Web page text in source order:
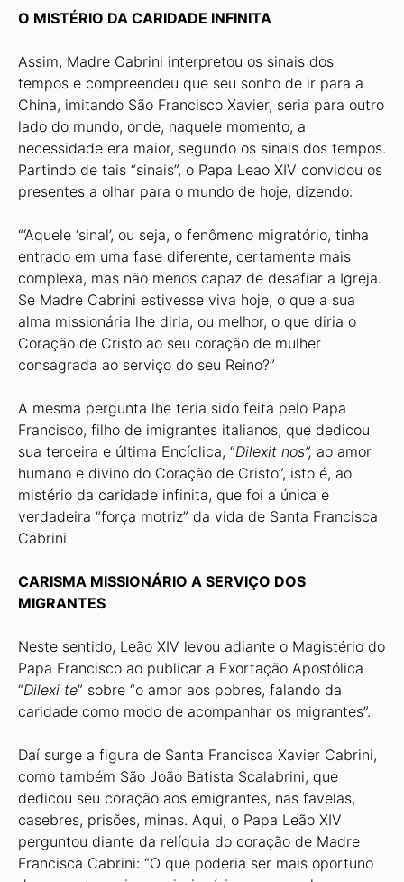
O MISTÉRIO DA CARIDADE INFINITA
Assim, Madre Cabrini interpretou os sinais dos
tempos e compreendeu que seu sonho de ir para a
China, imitando São Francisco Xavier, seria para outro
lado do mundo, onde, naquele momento, a
necessidade era maior, segundo os sinais dos tempos.
Partindo de tais “sinais”, o Papa Leao XIV convidou os
presentes a olhar para o mundo de hoje, dizendo:
“‘Aquele ‘sinal’, ou seja, o fenômeno migratório, tinha
entrado em uma fase diferente, certamente mais
complexa, mas não menos capaz de desafiar a Igreja.
Se Madre Cabrini estivesse viva hoje, o que a sua
alma missionária lhe diria, ou melhor, o que diria o
Coração de Cristo ao seu coração de mulher
consagrada ao serviço do seu Reino?”
A mesma pergunta lhe teria sido feita pelo Papa
Francisco, filho de imigrantes italianos, que dedicou
sua terceira e última Encíclica, “Dilexit nos”, ao amor
humano e divino do Coração de Cristo”, isto é, ao
mistério da caridade infinita, que foi a única e
verdadeira “força motriz” da vida de Santa Francisca
Cabrini.
CARISMA MISSIONÁRIO A SERVIÇO DOS
MIGRANTES
Neste sentido, Leão XIV levou adiante o Magistério do
Papa Francisco ao publicar a Exortação Apostólica
“Dilexi te” sobre “o amor aos pobres, falando da
caridade como modo de acompanhar os migrantes”.
Daí surge a figura de Santa Francisca Xavier Cabrini,
como também São João Batista Scalabrini, que
dedicou seu coração aos emigrantes, nas favelas,
casebres, prisões, minas. Aqui, o Papa Leão XIV
perguntou diante da relíquia do coração de Madre
Francisca Cabrini: “O que poderia ser mais oportuno